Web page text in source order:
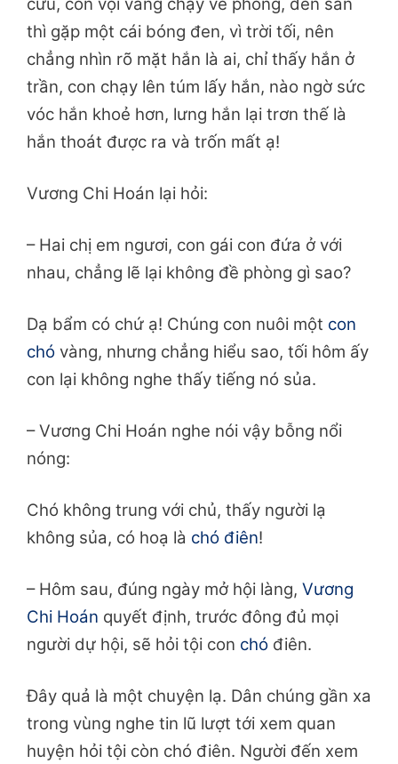
thì gặp một cái bóng đen, vì trời tối, nên
chẳng nhìn rõ mặt hắn là ai, chỉ thấy hắn ở
trần, con chạy lên túm lấy hắn, nào ngờ sức
vóc hắn khoẻ hơn, lưng hắn lại trơn thế là
hắn thoát được ra và trốn mất ạ!
Vương Chi Hoán lại hỏi:
– Hai chị em ngươi, con gái con đứa ở với
nhau, chẳng lẽ lại không đề phòng gì sao?
Dạ bẩm có chứ ạ! Chúng con nuôi một con
chó vàng, nhưng chẳng hiểu sao, tối hôm ấy
con lại không nghe thấy tiếng nó sủa.
– Vương Chi Hoán nghe nói vậy bỗng nổi
nóng:
Chó không trung với chủ, thấy người lạ
không sủa, có hoạ là chó điên!
– Hôm sau, đúng ngày mở hội làng, Vương
Chi Hoán quyết định, trước đông đủ mọi
người dự hội, sẽ hỏi tội con chó điên.
Đây quả là một chuyện lạ. Dân chúng gần xa
trong vùng nghe tin lũ lượt tới xem quan
huyện hỏi tội còn chó điên. Người đến xem